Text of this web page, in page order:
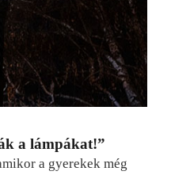
a lámpákat!”
a gyerekek még